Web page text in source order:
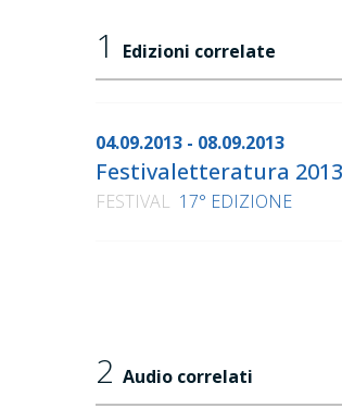
1 Edizioni correlate
04.09.2013 - 08.09.2013
Festivaletteratura 2013
FESTIVAL 17° EDIZIONE
2 Audio correlati